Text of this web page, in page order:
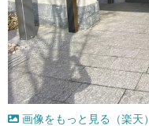
画像をもっと見る（楽天）